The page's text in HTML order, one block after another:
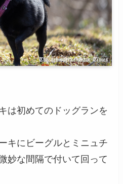
は初めてのドッグランを
キにビーグルとミニュチ
妙な間隔で付いて回って